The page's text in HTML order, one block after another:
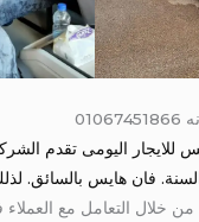
للايجار اليومى تقدم
فان هايس بالسائق.
من خلال التعامل مع